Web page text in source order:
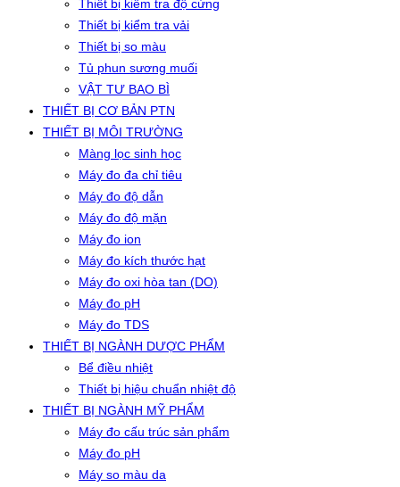
Thiết bị kiểm tra độ cứng
Thiết bị kiểm tra vải
Thiết bị so màu
Tủ phun sương muối
VẬT TƯ BAO BÌ
THIẾT BỊ CƠ BẢN PTN
THIẾT BỊ MÔI TRƯỜNG
Màng lọc sinh học
Máy đo đa chỉ tiêu
Máy đo độ dẫn
Máy đo độ mặn
Máy đo ion
Máy đo kích thước hạt
Máy đo oxi hòa tan (DO)
Máy đo pH
Máy đo TDS
THIẾT BỊ NGÀNH DƯỢC PHẨM
Bể điều nhiệt
Thiết bị hiệu chuẩn nhiệt độ
THIẾT BỊ NGÀNH MỸ PHẨM
Máy đo cấu trúc sản phẩm
Máy đo pH
Máy so màu da